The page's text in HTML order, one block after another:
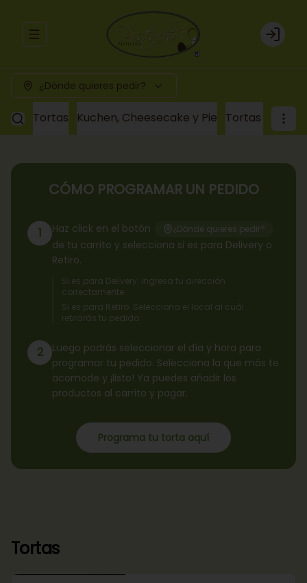
Abrir menu de navegación Login
¿Dónde quieres pedir?
Tortas Kuchen, Cheesecake y Pie Tortas a
CÓMO PROGRAMAR UN PEDIDO
1 Haz click en el botón ¿Dónde quieres pedir?
de tu carrito y selecciona si es para Delivery o
Retiro.
Si es para Delivery: Ingresa tu dirección
correctamente.
Si es para Retiro: Selecciona el local al cuál
retirarás tu pedido.
2
Luego podrás seleccionar el día y hora para
programar tu pedido. Selecciona la que más te
acomode y ¡listo! Ya puedes añadir los
productos al carrito y pagar.
Programa tu torta aquí
Tortas